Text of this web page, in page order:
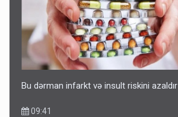
Bu dərman infarkt və insult riskini azaldır
09:41